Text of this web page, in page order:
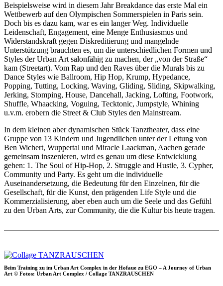
Beispielsweise wird in diesem Jahr Breakdance das erste Mal ein
Wettbewerb auf den Olympischen Sommerspielen in Paris sein.
Doch bis es dazu kam, war es ein langer Weg. Individuelle
Leidenschaft, Engagement, eine Menge Enthusiasmus und
Widerstandskraft gegen Diskreditierung und mangelnde
Unterstützung brauchten es, um die unterschiedlichen Formen und
Styles der Urban Art salonfähig zu machen, der „von der Straße“
kam (Streetart). Vom Rap und den Raves über die Murals bis zu
Dance Styles wie Ballroom, Hip Hop, Krump, Hypedance,
Popping, Tutting, Locking, Waving, Gliding, Sliding, Skipwalking,
Jerking, Stomping, House, Dancehall, Jacking, Lofting, Footwork,
Shuffle, Whaacking, Voguing, Tecktonic, Jumpstyle, Whining
u.v.m. erobern die Street & Club Styles den Mainstream.
In dem kleinen aber dynamischen Stück Tanztheater, dass eine
Gruppe von 13 Kindern und Jugendlichen unter der Leitung von
Ben Wichert, Wuppertal und Miracle Laackman, Aachen gerade
gemeinsam inszenieren, wird es genau um diese Entwicklung
gehen: 1. The Soul of Hip-Hop, 2. Struggle and Hustle, 3. Cypher,
Community und Party. Es geht um die individuelle
Auseinandersetzung, die Bedeutung für den Einzelnen, für die
Gesellschaft, für die Kunst, den prägenden Life Style und die
Kommerzialisierung, aber eben auch um die Seele und das Gefühl
zu den Urban Arts, zur Community, die die Kultur bis heute tragen.
Beim Training zu im Urban Art Complex in der Hofaue zu EGO – A Journey of Urban
Art © Fotos: Urban Art Complex / Collage TANZRAUSCHEN